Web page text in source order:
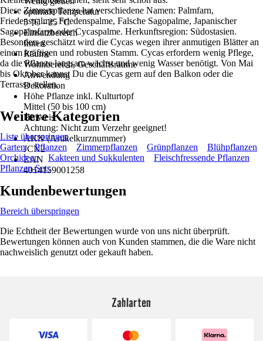
optimale Temperatur
5 °C - 25 °C
Einsatzbereich
Innen
Räume
Wohnbereich, Geschäftsräume
Anwendung
Dekoration
Höhe Pflanze inkl. Kulturtopf
Mittel (50 bis 100 cm)
Hinweis
Achtung: Nicht zum Verzehr geeignet!
AKN (Artikelkurznummer)
JCN2
EAN
4014159001258
Diese Zimmerpflanze hat verschiedene Namen: Palmfarn,
Friedenspalme, Friedenspalme, Falsche Sagopalme, Japanischer
Sagopalmfarm oder Cycaspalme. Herkunftsregion: Südostasien.
Besonders geschätzt wird die Cycas wegen ihrer anmutigen Blätter an
einem kräftigen und robusten Stamm. Cycas erfordern wenig Pflege,
da die Pflanze langsam wächst und wenig Wasser benötigt. Von Mai
bis Oktober kannst Du die Cycas gern auf den Balkon oder die
Terrasse stellen.
Weitere Kategorien
Liste überspringen
Garten
Pflanzen Zimmerpflanzen Grünpflanzen
Blühpflanzen
Orchideen
Kakteen und Sukkulenten
Fleischfressende Pflanzen
Pflanzen-Sets
Kundenbewertungen
Bereich überspringen
Die Echtheit der Bewertungen wurde von uns nicht überprüft.
Bewertungen können auch von Kunden stammen, die die Ware nicht
nachweislich genutzt oder gekauft haben.
Zahlarten